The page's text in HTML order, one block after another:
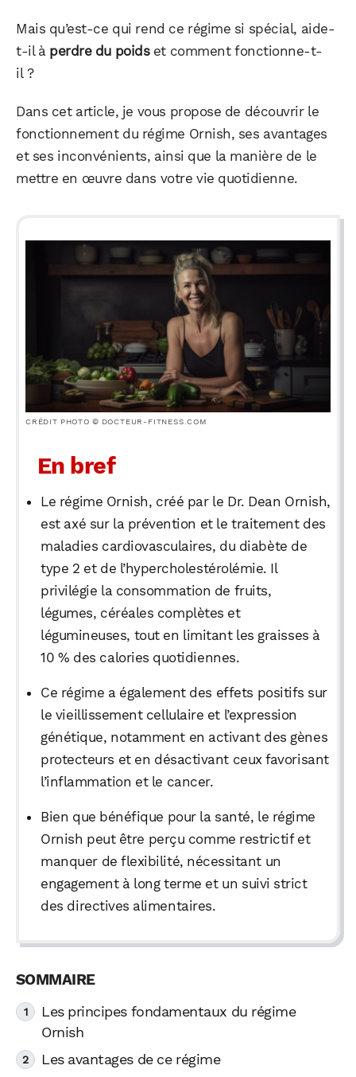
Mais qu’est-ce qui rend ce régime si spécial, aide-
t-il à perdre du poidset comment fonctionne-t-
il ?
Dans cet article, je vous propose de découvrir le
fonctionnement du régime Ornish, ses avantages
et ses inconvénients, ainsi que la manière de le
mettre en œuvre dans votre vie quotidienne.
CRÉDIT PHOTO © DOCTEUR-FITNESS.COM
En bref
Le régime Ornish, créé par le Dr. Dean Ornish,
est axé sur la prévention et le traitement des
maladies cardiovasculaires, du diabète de
type 2 et de l’hypercholestérolémie. Il
privilégie la consommation de fruits,
légumes, céréales complètes et
légumineuses, tout en limitant les graisses à
10 % des calories quotidiennes.
Ce régime a également des effets positifs sur
le vieillissement cellulaire et l’expression
génétique, notamment en activant des gènes
protecteurs et en désactivant ceux favorisant
l’inflammation et le cancer.
Bien que bénéfique pour la santé, le régime
Ornish peut être perçu comme restrictif et
manquer de flexibilité, nécessitant un
engagement à long terme et un suivi strict
des directives alimentaires.
Les principes fondamentaux du régime
Ornish
Les avantages de ce régime